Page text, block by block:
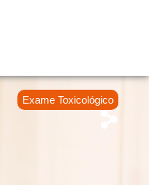
Exame Toxicológico